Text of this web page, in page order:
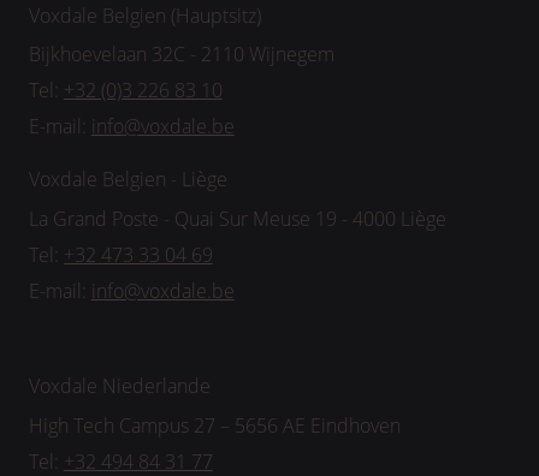
Voxdale Belgien (Hauptsitz)
Bijkhoevelaan 32C - 2110 Wijnegem
Tel: +32 (0)3 226 83 10
E-mail: info@voxdale.be
Voxdale Belgien - Liège
La Grand Poste - Quai Sur Meuse 19 - 4000 Liège
Tel: +32 473 33 04 69
E-mail: info@voxdale.be
Voxdale Niederlande
High Tech Campus 27 – 5656 AE Eindhoven
Tel: +32 494 84 31 77